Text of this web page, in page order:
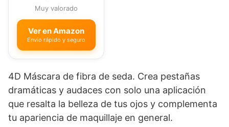
Muy valorado
Ver en Amazon
Envío rápido y seguro
4D Máscara de fibra de seda. Crea pestañas
dramáticas y audaces con solo una aplicación
que resalta la belleza de tus ojos y complementa
tu apariencia de maquillaje en general.